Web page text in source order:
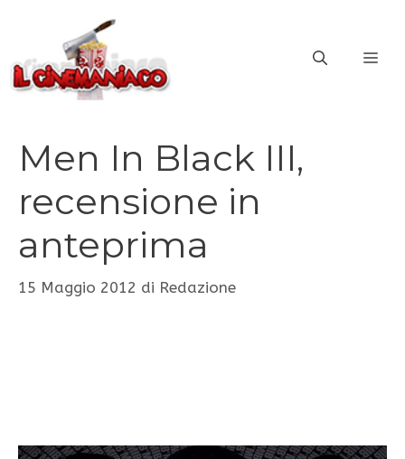
contenuto
Men In Black III,
recensione in
anteprima
15 Maggio 2012 di Redazione